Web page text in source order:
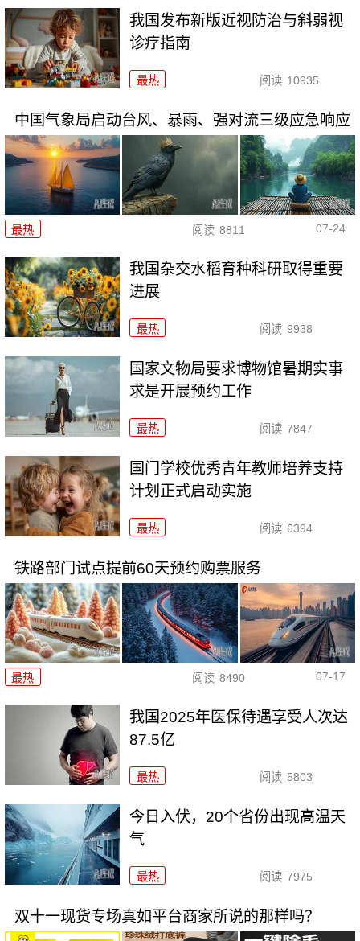
我国发布新版近视防治与斜弱视
诊疗指南
最热 阅读 10935
中国气象局启动台风、暴雨、强对流三级应急响应
最热 阅读 8811 07-24
我国杂交水稻育种科研取得重要
进展
最热 阅读 9938
国家文物局要求博物馆暑期实事
求是开展预约工作
最热 阅读 7847
国门学校优秀青年教师培养支持
计划正式启动实施
最热 阅读 6394
铁路部门试点提前60天预约购票服务
最热 阅读 8490 07-17
我国2025年医保待遇享受人次达
87.5亿
最热 阅读 5803
今日入伏，20个省份出现高温天
气
最热 阅读 7975
双十一现货专场真如平台商家所说的那样吗？